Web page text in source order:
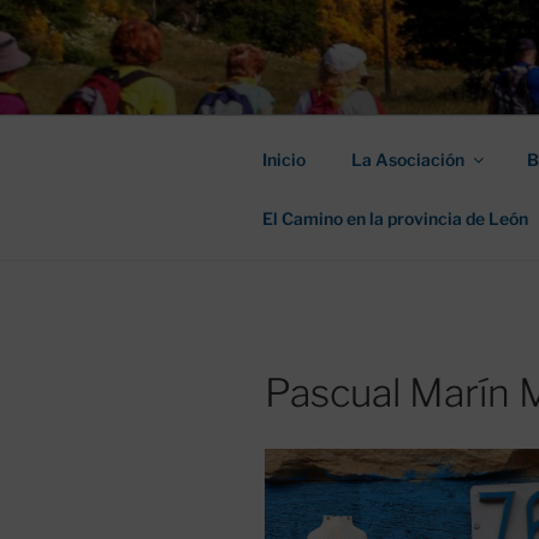
Saltar
al
contenido
SANTIAGO
Inicio La Asociación
El Camino en la provincia de León
Pascual Marín